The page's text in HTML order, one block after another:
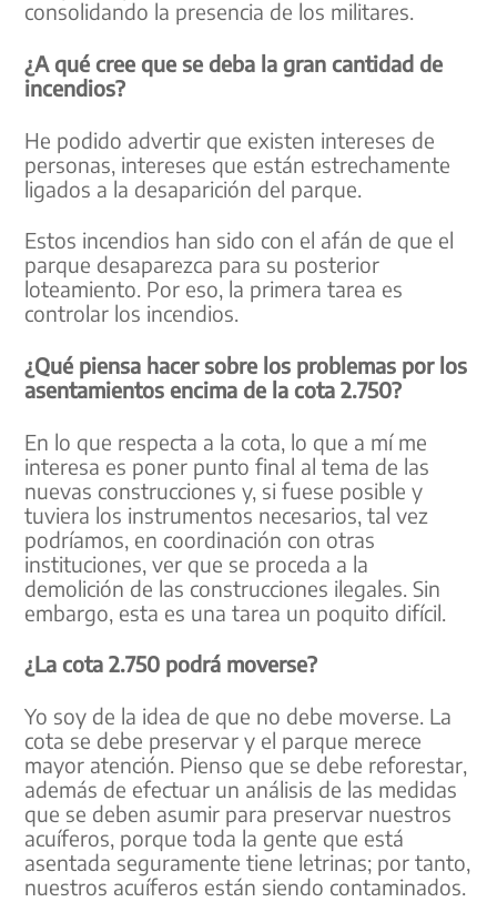
consolidando la presencia de los militares.
¿A qué cree que se deba la gran cantidad de
incendios?
He podido advertir que existen intereses de
personas, intereses que están estrechamente
ligados a la desaparición del parque.
Estos incendios han sido con el afán de que el
parque desaparezca para su posterior
loteamiento. Por eso, la primera tarea es
controlar los incendios.
¿Qué piensa hacer sobre los problemas por los
asentamientos encima de la cota 2.750?
En lo que respecta a la cota, lo que a mí me
interesa es poner punto final al tema de las
nuevas construcciones y, si fuese posible y
tuviera los instrumentos necesarios, tal vez
podríamos, en coordinación con otras
instituciones, ver que se proceda a la
demolición de las construcciones ilegales. Sin
embargo, esta es una tarea un poquito difícil.
¿La cota 2.750 podrá moverse?
Yo soy de la idea de que no debe moverse. La
cota se debe preservar y el parque merece
mayor atención. Pienso que se debe reforestar,
además de efectuar un análisis de las medidas
que se deben asumir para preservar nuestros
acuíferos, porque toda la gente que está
asentada seguramente tiene letrinas; por tanto,
nuestros acuíferos están siendo contaminados.